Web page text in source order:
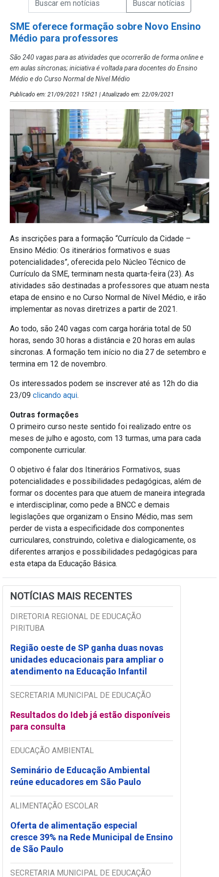
SME oferece formação sobre Novo Ensino
Médio para professores
São 240 vagas para as atividades que ocorrerão de forma online e
em aulas síncronas; iniciativa é voltada para docentes do Ensino
Médio e do Curso Normal de Nível Médio
Publicado em: 21/09/2021 15h21 | Atualizado em: 22/09/2021
As inscrições para a formação “Currículo da Cidade –
Ensino Médio: Os itinerários formativos e suas
potencialidades”, oferecida pelo Núcleo Técnico de
Currículo da SME, terminam nesta quarta-feira (23). As
atividades são destinadas a professores que atuam nesta
etapa de ensino e no Curso Normal de Nível Médio, e irão
implementar as novas diretrizes a partir de 2021.
Ao todo, são 240 vagas com carga horária total de 50
horas, sendo 30 horas a distância e 20 horas em aulas
síncronas. A formação tem início no dia 27 de setembro e
termina em 12 de novembro.
Os interessados podem se inscrever até as 12h do dia
23/09 clicando aqui.
Outras formações
O primeiro curso neste sentido foi realizado entre os
meses de julho e agosto, com 13 turmas, uma para cada
componente curricular.
O objetivo é falar dos Itinerários Formativos, suas
potencialidades e possibilidades pedagógicas, além de
formar os docentes para que atuem de maneira integrada
e interdisciplinar, como pede a BNCC e demais
legislações que organizam o Ensino Médio, mas sem
perder de vista a especificidade dos componentes
curriculares, construindo, coletiva e dialogicamente, os
diferentes arranjos e possibilidades pedagógicas para
esta etapa da Educação Básica.
NOTÍCIAS MAIS RECENTES
DIRETORIA REGIONAL DE EDUCAÇÃO
PIRITUBA
Região oeste de SP ganha duas novas
unidades educacionais para ampliar o
atendimento na Educação Infantil
SECRETARIA MUNICIPAL DE EDUCAÇÃO
Resultados do Ideb já estão disponíveis
para consulta
EDUCAÇÃO AMBIENTAL
Seminário de Educação Ambiental
reúne educadores em São Paulo
ALIMENTAÇÃO ESCOLAR
Oferta de alimentação especial
cresce 39% na Rede Municipal de Ensino
de São Paulo
SECRETARIA MUNICIPAL DE EDUCAÇÃO